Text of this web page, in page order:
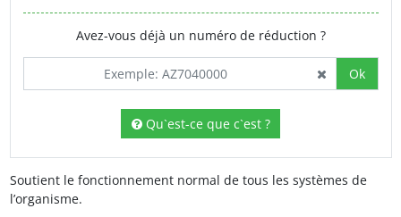
Avez-vous déjà un numéro de réduction ?
Ok
Qu`est-ce que c`est ?
Soutient le fonctionnement normal de tous les systèmes de
l’organisme.